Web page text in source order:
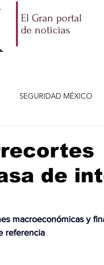
El Gran portal
de noticias
SEGURIDAD MÉXICO
VIDA
ALFARO JALISCO-
de
macroeconómicas y
referencia